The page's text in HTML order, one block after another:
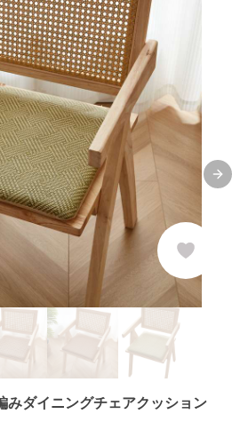
みダイニングチェアクッション